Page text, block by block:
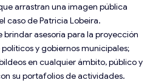
arrastran una imagen pública
caso de Patricia Lobeira.
brindar asesoría para la proyección
y gobiernos municipales;
en cualquier ámbito, público y
su portafolios de actividades.